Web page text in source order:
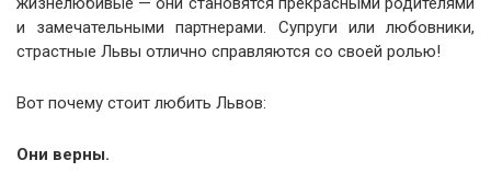
и замечательными партнерами. Супруги или любовники,
страстные Львы отлично справляются со своей ролью!
Вот почему стоит любить Львов:
Они верны.